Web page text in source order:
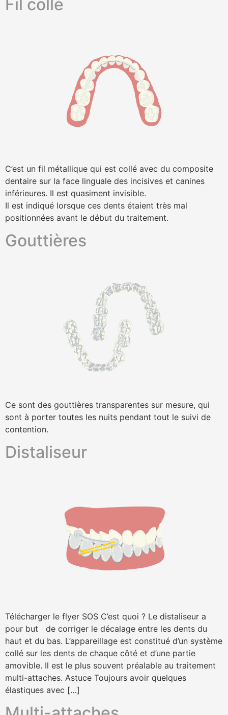
Fil collé
C’est un fil métallique qui est collé avec du composite
dentaire sur la face linguale des incisives et canines
inférieures. Il est quasiment invisible.
Il est indiqué lorsque ces dents étaient très mal
positionnées avant le début du traitement.
Gouttières
Ce sont des gouttières transparentes sur mesure, qui
sont à porter toutes les nuits pendant tout le suivi de
contention.
Distaliseur
Télécharger le flyer SOS C’est quoi ? Le distaliseur a
pour but de corriger le décalage entre les dents du
haut et du bas. L’appareillage est constitué d’un système
collé sur les dents de chaque côté et d’une partie
amovible. Il est le plus souvent préalable au traitement
multi-attaches. Astuce Toujours avoir quelques
élastiques avec […]